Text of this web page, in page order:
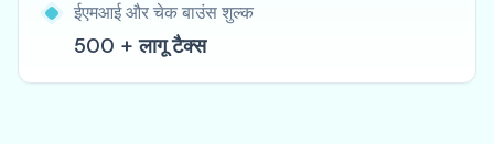
ईएमआई और चेक बाउंस शुल्क
500 + लागू टैक्स